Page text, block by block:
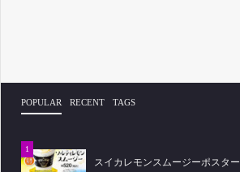
POPULAR RECENT TAGS
スイカレモンスムージーポスター